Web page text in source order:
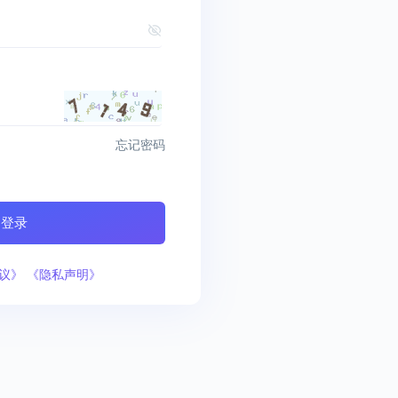
忘记密码
登录
》 《隐私声明》